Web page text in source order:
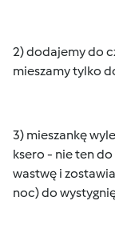
2) dodajemy do
mieszamy tylko
3) mieszankę
ksero - nie ten
wastwę i
noc) do